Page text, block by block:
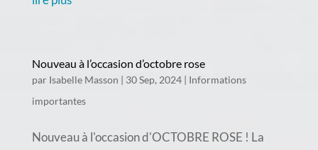
Nouveau à l’occasion d’octobre rose
par Isabelle Masson 30 Sep, 2024| Informations
importantes
Nouveau à l'occasion d'OCTOBRE ROSE ! La